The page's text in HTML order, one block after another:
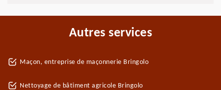
Autres services
Maçon, entreprise de maçonnerie Bringolo
Nettoyage de bâtiment agricole Bringolo